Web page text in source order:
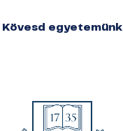
Kövesd egyetemünk